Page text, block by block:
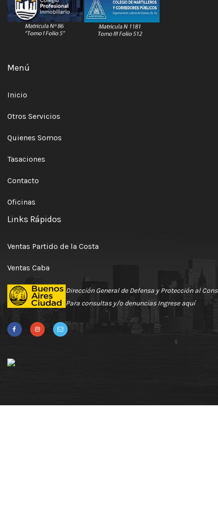
Menú
Inicio
Otros Servicios
Quienes Somos
Tasaciones
Contacto
Oficinas
Links Rápidos
Ventas Partido de la Costa
Ventas Caba
Dirección General de Defensa y Protección al
Para consultas y/o denunciasIngrese aquí